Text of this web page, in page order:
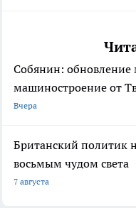
Собянин:
машиностроение от
Вчера
Британский политик
восьмым чудом света
7 августа